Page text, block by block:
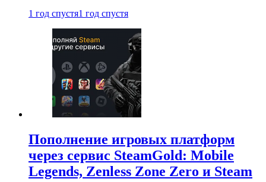
1 год спустя1 год спустя
Пополнение игровых платформ
через сервис SteamGold: Mobile
Legends, Zenless Zone Zero и Steam